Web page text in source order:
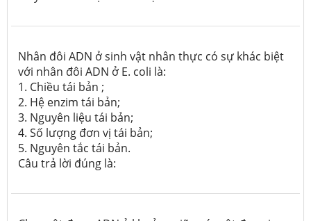
Nhân đôi ADN ở sinh vật nhân thực có sự khác biệt
với nhân đôi ADN ở E. coli là:
1. Chiều tái bản ;
2. Hệ enzim tái bản;
3. Nguyên liệu tái bản;
4. Số lượng đơn vị tái bản;
5. Nguyên tắc tái bản.
Câu trả lời đúng là: